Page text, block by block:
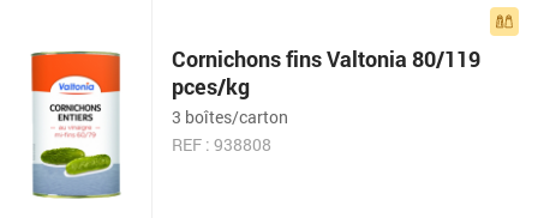
Cornichons fins Valtonia 80/119
pces/kg
3 boîtes/carton
REF : 938808